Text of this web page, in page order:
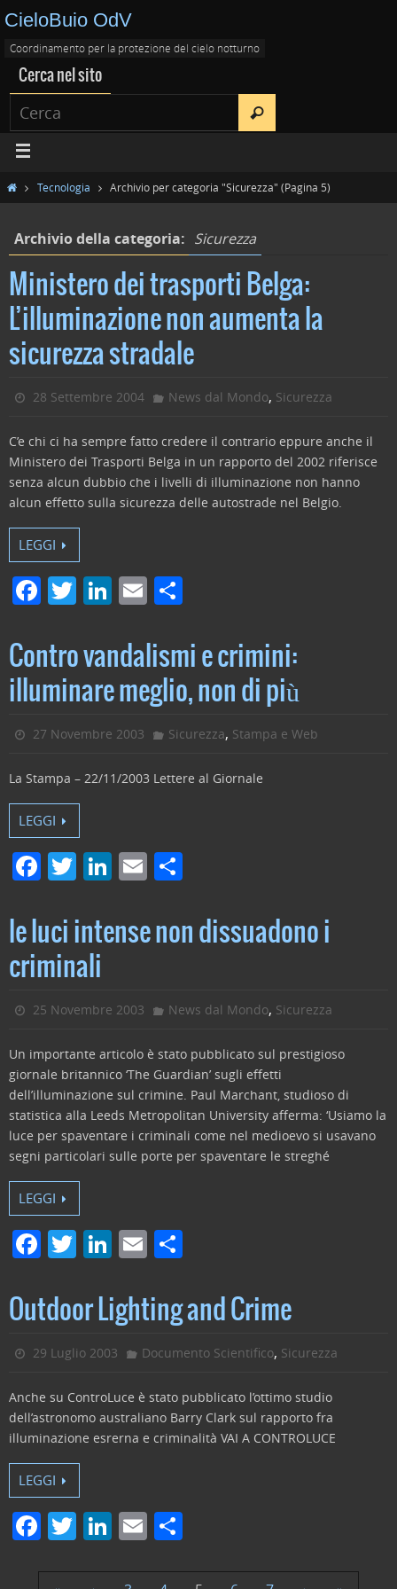
CieloBuio OdV
Coordinamento per la protezione del cielo notturno
Cerca nel sito
Tecnologia Archivio per categoria "Sicurezza" (Pagina 5)
Archivio della categoria: Sicurezza
Ministero dei trasporti Belga:
L’illuminazione non aumenta la
sicurezza stradale
28 Settembre 2004 News dal Mondo, Sicurezza
C’e chi ci ha sempre fatto credere il contrario eppure anche il
Ministero dei Trasporti Belga in un rapporto del 2002 riferisce
senza alcun dubbio che i livelli di illuminazione non hanno
alcun effetto sulla sicurezza delle autostrade nel Belgio.
LEGGI
F
c
e
b
o
k
T
itt
er
Li
k
e
dI
n
E
ai
l
n
di
vi
di
Contro vandalismi e crimini:
illuminare meglio, non di più
27 Novembre 2003 Sicurezza, Stampa e Web
La Stampa – 22/11/2003 Lettere al Giornale
LEGGI
F
c
e
b
o
k
T
itt
er
Li
k
e
n
E
ai
l
n
di
di
le luci intense non dissuadono i
criminali
25 Novembre 2003 News dal Mondo, Sicurezza
Un importante articolo è stato pubblicato sul prestigioso
giornale britannico ‘The Guardian’ sugli effetti
dell’illuminazione sul crimine. Paul Marchant, studioso di
statistica alla Leeds Metropolitan University afferma: ‘Usiamo la
luce per spaventare i criminali come nel medioevo si usavano
segni particolari sulle porte per spaventare le streghé
LEGGI
F
c
e
b
o
o
k
T
itt
er
Li
k
e
dI
n
E
ai
l
n
di
vi
di
Outdoor Lighting and Crime
29 Luglio 2003 Documento Scientifico, Sicurezza
Anche su ControLuce è stato pubblicato l’ottimo studio
dell’astronomo australiano Barry Clark sul rapporto fra
illuminazione esrerna e criminalità VAI A CONTROLUCE
LEGGI
F T Li E